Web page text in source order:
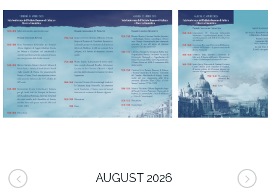
AUGUST 2026